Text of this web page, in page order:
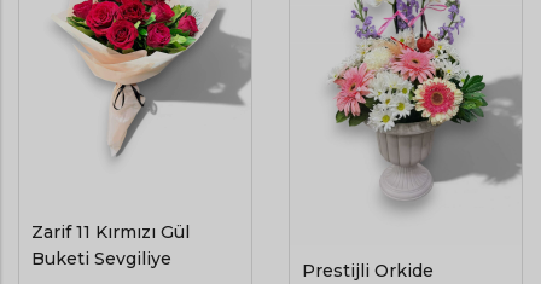
Zarif 11 Kırmızı Gül
Buketi Sevgiliye
Prestijli Orkide